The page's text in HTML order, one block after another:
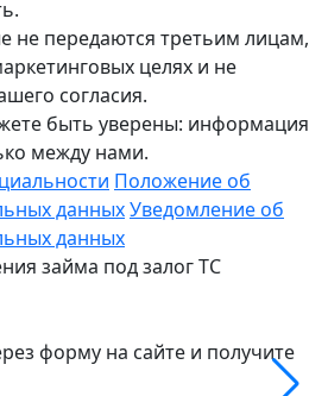
не передаются третьим лицам,
целях и не
согласия.
быть уверены: информация
между нами.
Положение об
данныхУведомление об
данных
займа под залог ТС
форму на сайте и получите